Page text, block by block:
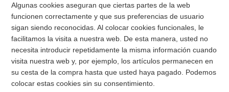
Algunas cookies aseguran que ciertas partes de la web
funcionen correctamente y que sus preferencias de usuario
sigan siendo reconocidas. Al colocar cookies funcionales, le
facilitamos la visita a nuestra web. De esta manera, usted no
necesita introducir repetidamente la misma información cuando
visita nuestra web y, por ejemplo, los artículos permanecen en
su cesta de la compra hasta que usted haya pagado. Podemos
colocar estas cookies sin su consentimiento.